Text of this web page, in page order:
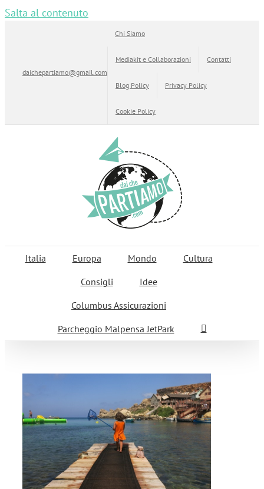
Salta al contenuto
daichepartiamo@gmail.com
Chi Siamo
Mediakit e Collaborazioni Contatti
Blog Policy Privacy Policy
Cookie Policy
Italia Europa Mondo
Cultura
Consigli
Idee
Columbus Assicurazioni
Parcheggio Malpensa JetPark